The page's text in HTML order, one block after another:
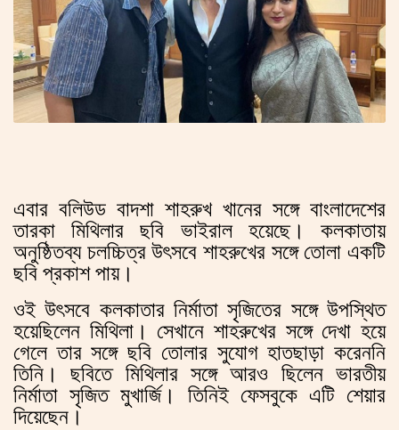
এবার বলিউড বাদশা শাহরুখ খানের সঙ্গে বাংলাদেশের
তারকা মিথিলার ছবি ভাইরাল হয়েছে। কলকাতায়
অনুষ্ঠিতব্য চলচ্চিত্র উৎসবে শাহরুখের সঙ্গে তোলা একটি
ছবি প্রকাশ পায়।
ওই উৎসবে কলকাতার নির্মাতা সৃজিতের সঙ্গে উপস্থিত
হয়েছিলেন মিথিলা। সেখানে শাহরুখের সঙ্গে দেখা হয়ে
গেলে তার সঙ্গে ছবি তোলার সুযোগ হাতছাড়া করেননি
তিনি। ছবিতে মিথিলার সঙ্গে আরও ছিলেন ভারতীয়
নির্মাতা সৃজিত মুখার্জি। তিনিই ফেসবুকে এটি শেয়ার
দিয়েছেন।